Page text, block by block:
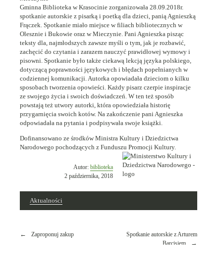
Gminna Biblioteka w Krasocinie zorganizowała 28.09.2018r.
spotkanie autorskie z pisarką i poetką dla dzieci, panią Agnieszką
Frączek. Spotkanie miało miejsce w filiach bibliotecznych w
Olesznie i Bukowie oraz w Mieczynie. Pani Agnieszka pisząc
teksty dla, najmłodszych zawsze myśli o tym, jak je rozbawić,
zachęcić do czytania i zarazem nauczyć prawidłowej wymowy i
pisowni. Spotkanie było także ciekawą lekcją języka polskiego,
dotyczącą poprawności językowych i błędach popełnianych w
codziennej komunikacji. Autorka opowiadała dzieciom o kilku
sposobach tworzenia opowieści. Każdy pisarz czerpie inspiracje
ze swojego życia i swoich doświadczeń. W ten też sposób
powstają też utwory autorki, która opowiedziała historię
przygarnięcia swoich kotów. Na zakończenie pani Agnieszka
odpowiadała na pytania i podpisywała swoje książki.
Dofinansowano ze środków Ministra Kultury i Dziedzictwa
Narodowego pochodzących z Funduszu Promocji Kultury.
Autor: bibliotekaOpublikowano
w
2 października, 2018
Aktualności
Nawigacja
Zaproponuj zakup
Spotkanie autorskie z Arturem
Barcisiem